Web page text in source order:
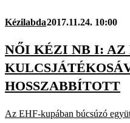
Kézilabda2017.11.24. 10:00
NŐI KÉZI NB I: AZ
HOSSZABBÍTOTT
Az EHF-kupában búcsúzó